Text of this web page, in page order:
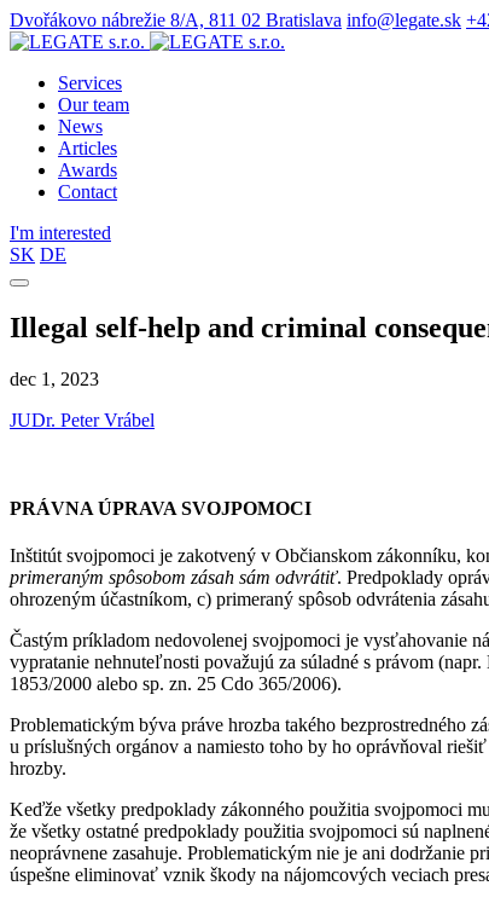
Dvořákovo nábrežie 8/A, 811 02 Bratislava info@legate.sk
Services
Our team
News
Articles
Awards
Contact
I'm interested
SK DE
Illegal self-help and criminal
dec 1, 2023
JUDr. Peter Vrábel
PRÁVNA ÚPRAVA SVOJPOMOCI
Inštitút svojpomoci je zakotvený v Občianskom zákonníku,
primeraným spôsobom zásah sám odvrátiť. Predpoklady
ohrozeným účastníkom, c) primeraný spôsob odvrátenia
Častým príkladom nedovolenej svojpomoci je vysťahovanie
vypratanie nehnuteľnosti považujú za súladné s právom
1853/2000 alebo sp. zn. 25 Cdo 365/2006).
Problematickým býva práve hrozba takého bezprostredného
u príslušných orgánov a namiesto toho by ho oprávňoval
hrozby.
Keďže všetky predpoklady zákonného použitia svojpomoci
že všetky ostatné predpoklady použitia svojpomoci sú
neoprávnene zasahuje. Problematickým nie je ani dodržanie
úspešne eliminovať vznik škody na nájomcových veciach